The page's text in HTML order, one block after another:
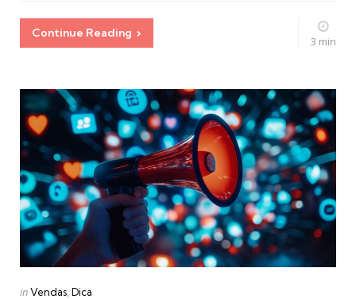
Continue Reading
3 min
Categories
Posted
inVendas Dica